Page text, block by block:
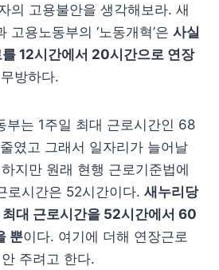
의 고용불안을 생각해보라. 새
고용노동부의 ‘노동개혁’은 사실
12시간에서 20시간으로 연장
방하다.
부는 1주일 최대 근로시간인 68
였고 그래서 일자리가 늘어날
지만 원래 현행 근로기준법에
로시간은 52시간이다. 새누리당
최대 근로시간을 52시간에서 60
뿐이다. 여기에 더해 연장근로
주려고 한다.